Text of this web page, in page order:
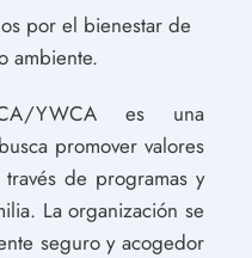
por el bienestar de
ambiente.
YWCA es una
promover valores
de programas y
La organización se
seguro y acogedor